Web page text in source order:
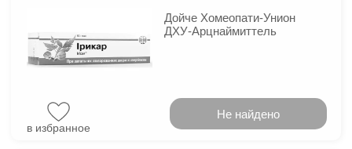
Дойче Хомеопати-Унион
ДХУ-Арцнаймиттель
в избранное
Не найдено